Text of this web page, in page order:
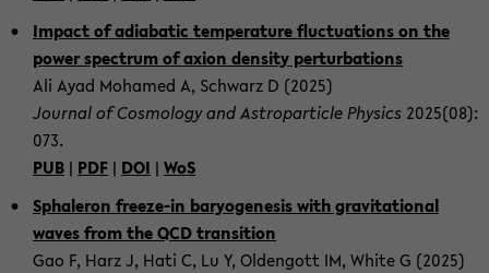
Im­pact of adia­ba­tic tem­pe­ra­tu­re fluc­tua­tions on the
power spec­trum of axion den­si­ty per­tur­ba­ti­ons
Ali Ayad Mo­ha­med A, Schwarz D (2025)
Jour­nal of Cos­mo­lo­gy and As­tro­par­ti­cle Phy­sics 2025(08):
073.
PUB | PDF | DOI | WoS
Spha­le­ron freeze-​in ba­ryo­ge­ne­sis with gra­vi­ta­tio­nal
waves from the QCD tran­si­ti­on
Gao F, Harz J, Hati C, Lu Y, Old­en­gott IM, White G (2025)